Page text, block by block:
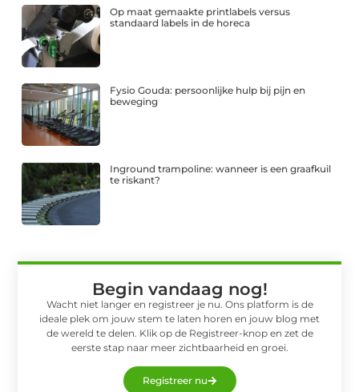
Op maat gemaakte printlabels versus
standaard labels in de horeca
Fysio Gouda: persoonlijke hulp bij pijn en
beweging
Inground trampoline: wanneer is een graafkuil
te riskant?
Begin vandaag nog!
Wacht niet langer en registreer je nu. Ons platform is de
ideale plek om jouw stem te laten horen en jouw blog met
de wereld te delen. Klik op de Registreer-knop en zet de
eerste stap naar meer zichtbaarheid en groei.
Registreer nu